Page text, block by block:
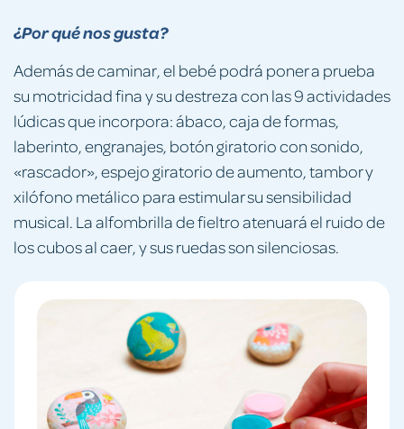
¿Por qué nos gusta?
Además de caminar, el bebé podrá poner a prueba
su motricidad fina y su destreza con las 9 actividades
lúdicas que incorpora: ábaco, caja de formas,
laberinto, engranajes, botón giratorio con sonido,
«rascador», espejo giratorio de aumento, tambor y
xilófono metálico para estimular su sensibilidad
musical. La alfombrilla de fieltro atenuará el ruido de
los cubos al caer, y sus ruedas son silenciosas.